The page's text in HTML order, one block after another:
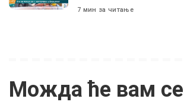
7 мин за читање
Можда ће вам се